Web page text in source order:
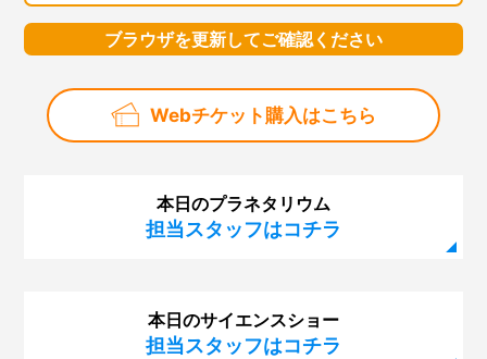
ブラウザを更新してご確認ください
Webチケット購入はこちら
本日のプラネタリウム
担当スタッフはコチラ
本日のサイエンスショー
担当スタッフはコチラ